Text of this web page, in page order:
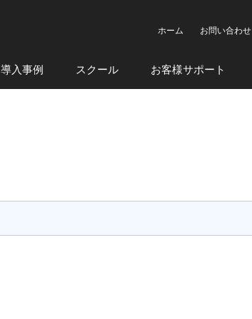
ホーム
お問い合わせ
導入事例 スクール お客様サポート